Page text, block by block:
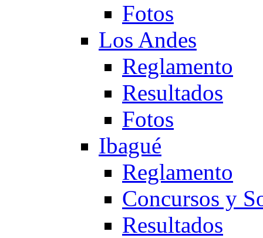
Fotos
Los Andes
Reglamento
Resultados
Fotos
Ibagué
Reglamento
Concursos y
Resultados